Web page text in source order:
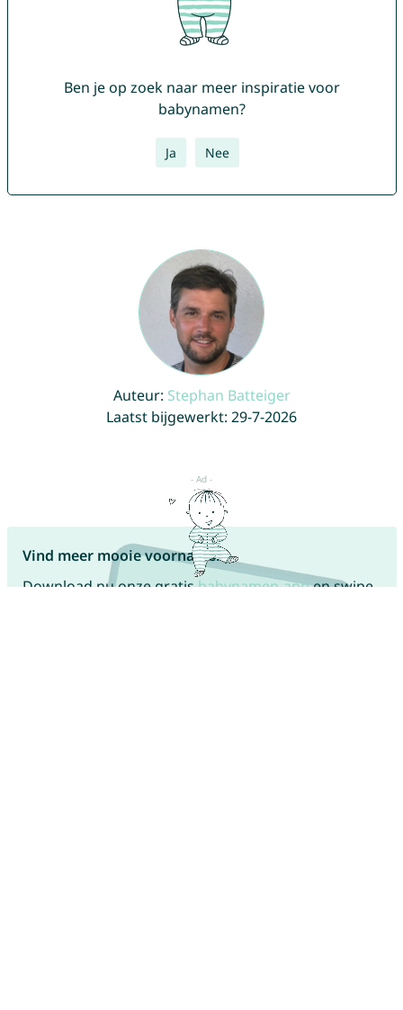
Ben je op zoek naar meer inspiratie voor
babynamen?
Ja Nee
Auteur: Stephan Batteiger
Laatst bijgewerkt: 29-7-2026
Vind meer mooie voornamen!
Download nu onze gratisbabynamen-appen swipe